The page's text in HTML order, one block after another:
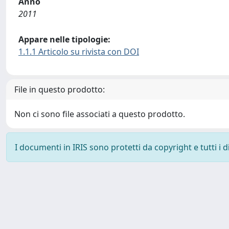
2011
Appare nelle tipologie:
1.1.1 Articolo su rivista con DOI
File in questo prodotto:
Non ci sono file associati a questo prodotto.
I documenti in IRIS sono protetti da copyright e tutti i